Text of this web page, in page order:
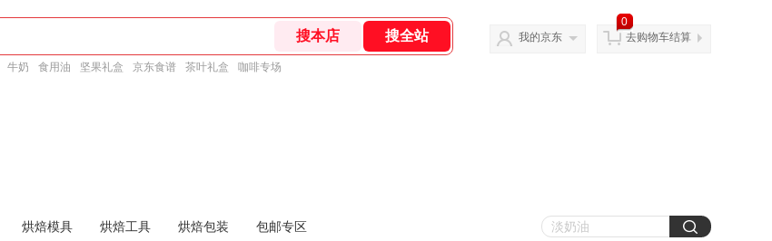
牛奶 食用油 坚果礼盒 京东食谱 茶叶礼盒 咖啡专场
我的京东
0
去购物车结算
烘焙模具 烘焙工具 烘焙包装 包邮专区